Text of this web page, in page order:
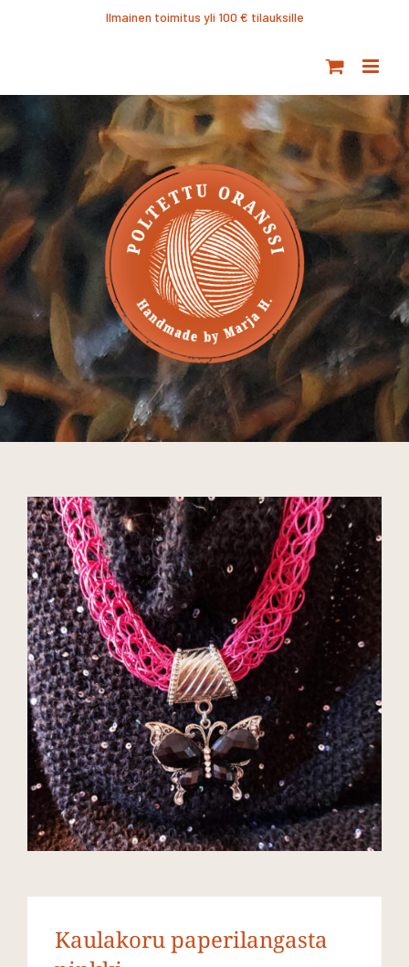
Ilmainen toimitus yli 100 € tilauksille
Kaulakoru paperilangasta